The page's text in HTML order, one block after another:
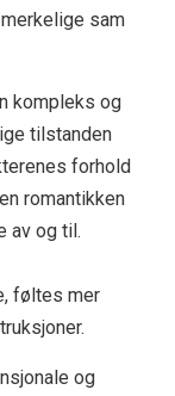
sam
kompleks og
tilstanden
forhold
romantikken
av og til.
føltes mer
og